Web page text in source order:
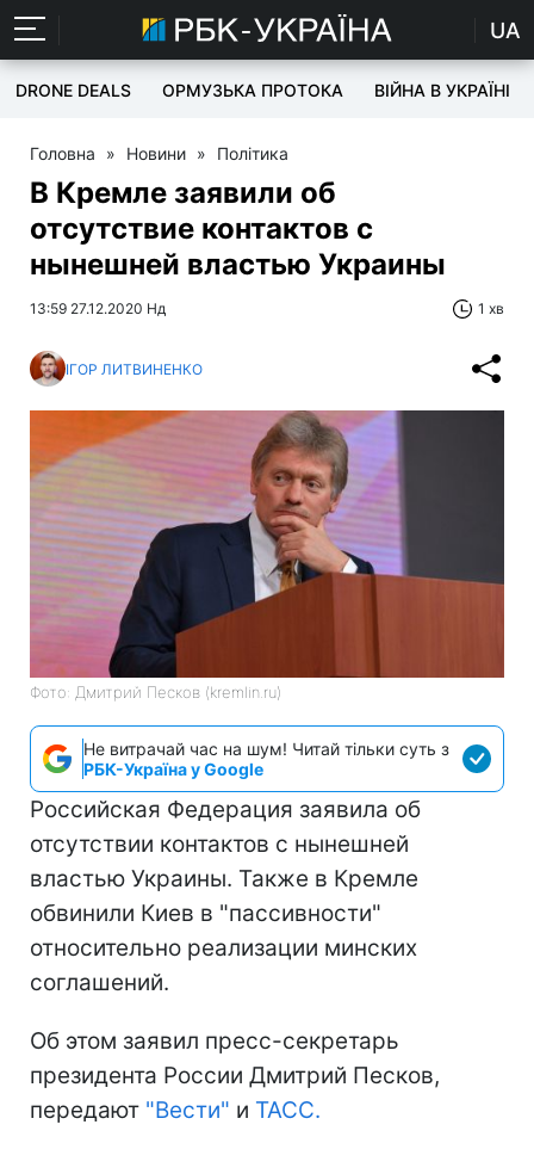
UA
DRONE DEALS ОРМУЗЬКА ПРОТОКА ВІЙНА В УКРАЇНІ
Головна » Новини » Політика
В Кремле заявили об
отсутствие контактов с
нынешней властью Украины
13:59 27.12.2020 Нд 1 хв
ІГОР ЛИТВИНЕНКО
Фото: Дмитрий Песков (kremlin.ru)
Не витрачай час на шум! Читай тільки суть з
РБК-Україна у Google
Российская Федерация заявила об
отсутствии контактов с нынешней
властью Украины. Также в Кремле
обвинили Киев в "пассивности"
относительно реализации минских
соглашений.
Об этом заявил пресс-секретарь
президента России Дмитрий Песков,
передают "Вести" и ТАСС.